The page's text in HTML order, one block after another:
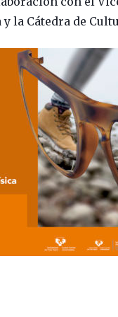
la Cátedra de